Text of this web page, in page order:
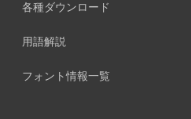
各種ダウンロード
用語解説
フォント情報一覧